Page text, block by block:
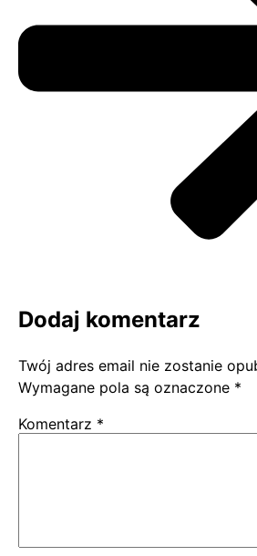
Dodaj komentarz
Twój adres email nie zostanie
Wymagane pola są oznaczone *
Komentarz *